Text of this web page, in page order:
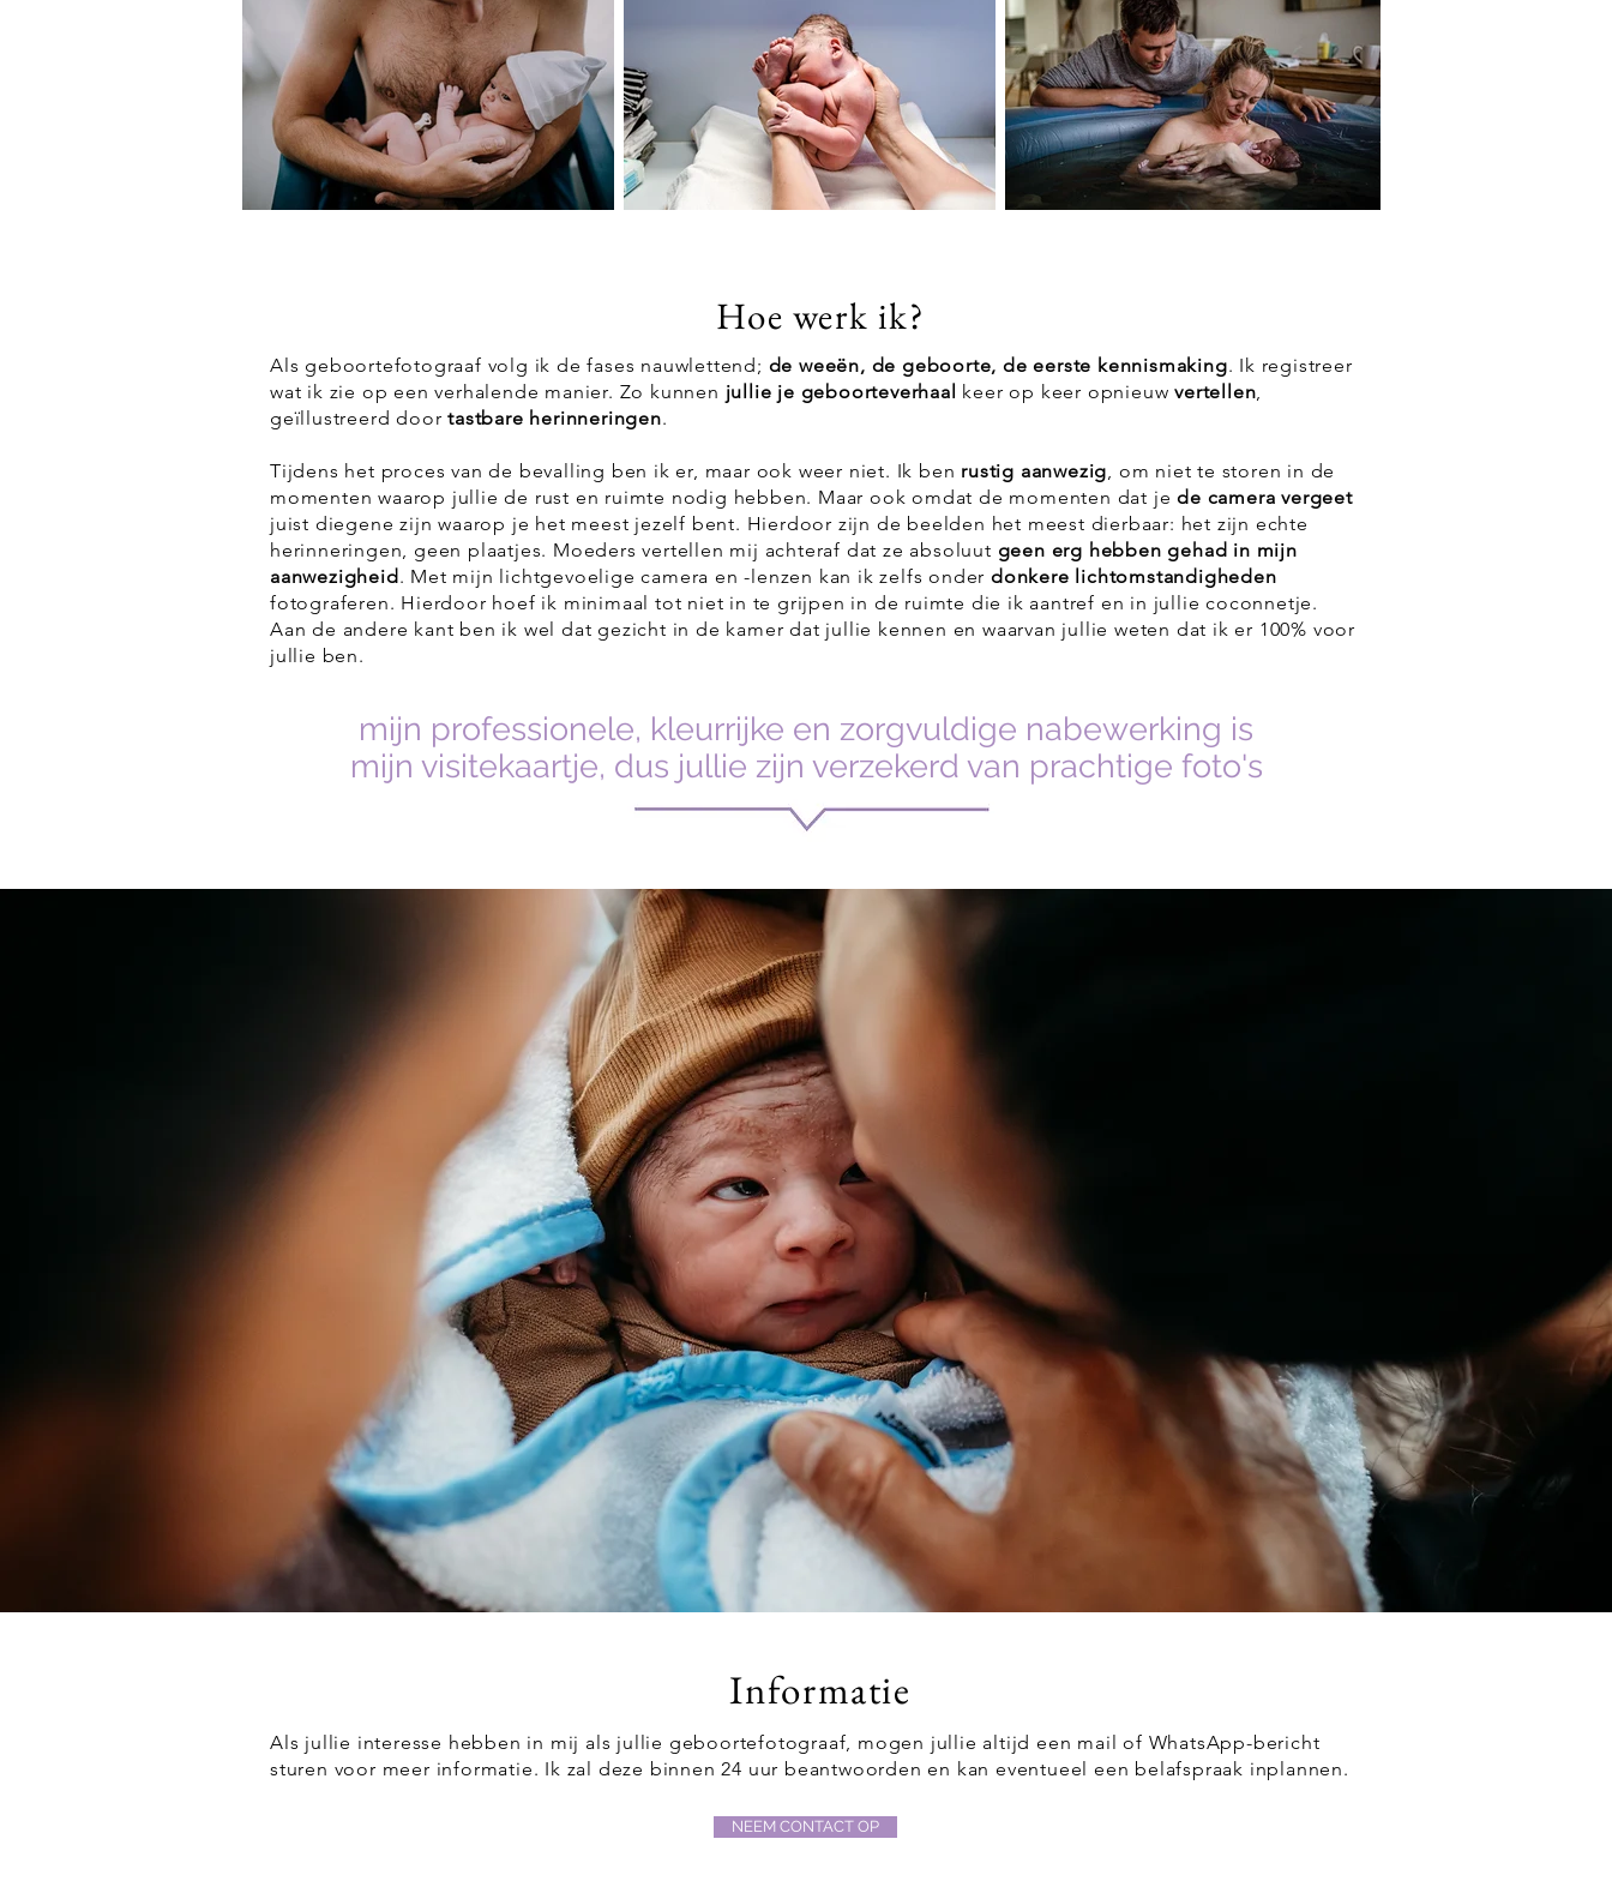
Hoe werk ik?
Als geboortefotograaf volg ik de fases nauwlettend; de weeën, de geboorte, de eerste kennismaking. Ik registreer
wat ik zie op een verhalende manier. Zo kunnen jullie je geboorteverhaal keer op keer opnieuwvertellen,
geïllustreerd doortastbare herinneringen.
Tijdens het proces van de bevalling ben ik er, maar ook weer niet. Ik ben rustig aanwezig, om niet te storen in de
momenten waarop jullie de rust en ruimte nodig hebben. Maar ook omdat de momenten dat jede camera vergeet
juist diegene zijn waarop je het meest jezelf bent. Hierdoor zijn de beelden het meest dierbaar: het zijn echte
herinneringen, geen plaatjes. Moeders vertellen mij achteraf dat ze absoluut geen erg hebben gehad in mijn
aanwezigheid. Met mijn lichtgevoelige camera en -lenzen kan ik zelfs onderdonkere lichtomstandigheden
fotograferen. Hierdoor hoef ik minimaal tot niet in te grijpen in de ruimte die ik aantref en in jullie coconnetje.
Aan de andere kant ben ik wel dat gezicht in de kamer dat jullie kennen en waarvan jullie weten dat ik er 100% voor
jullie ben.
mijn professionele, kleurrijke en zorgvuldige nabewerking is
mijn visitekaartje, dus jullie zijn verzekerd van prachtige foto's
Informatie
Als jullie interesse hebben in mij als jullie geboortefotograaf, mogen jullie altijd een mail of WhatsApp-bericht
sturen voor meer informatie. Ik zal deze binnen 24 uur beantwoorden en kan eventueel een belafspraak inplannen.
NEEM CONTACT OP